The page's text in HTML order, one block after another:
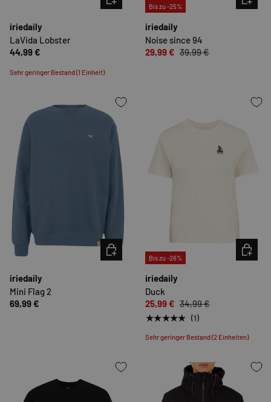
iriedaily
LaVida Lobster
44,99 €
Sehr geringer Bestand (1 Einheit)
Bis zu -25%
iriedaily
Noise since 94
29,99 € 39,99 €
iriedaily
Mini Flag 2
69,99 €
OPTIONEN AUSWÄHLEN
Bis zu -26%
iriedaily
Duck
25,99 € 34,99 €
★★★★★ (1)
Sehr geringer Bestand (2 Einheiten)